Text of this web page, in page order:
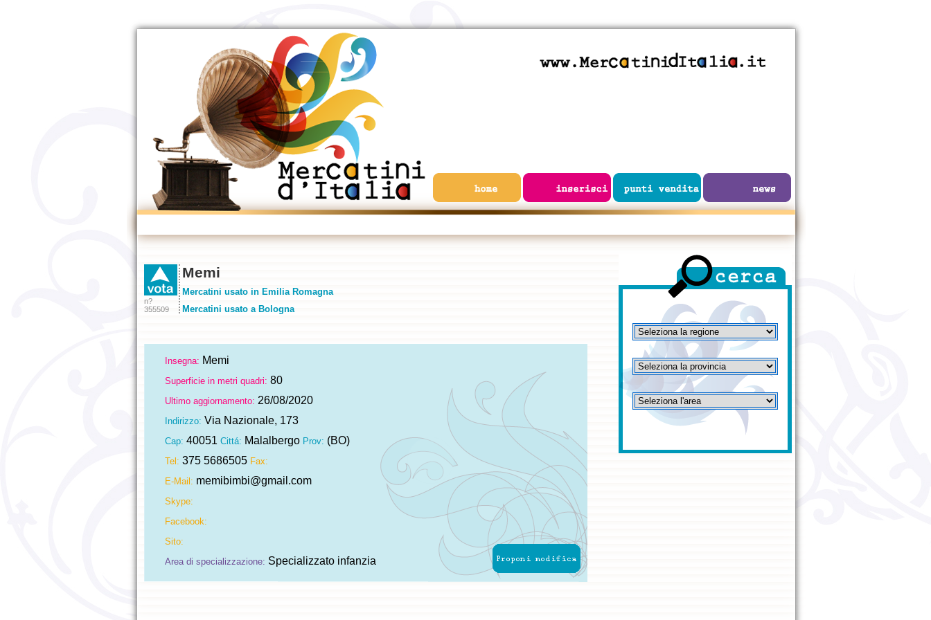
n?
355509
Memi
Mercatini usato in Emilia Romagna
Mercatini usato a Bologna
Insegna: Memi
Superficie in metri quadri: 80
Ultimo aggiornamento: 26/08/2020
Indirizzo: Via Nazionale, 173
Cap: 40051 Cittá: Malalbergo Prov: (BO)
Tel: 375 5686505 Fax:
E-Mail: memibimbi@gmail.com
Skype:
Facebook:
Sito:
Area di specializzazione: Specializzato infanzia